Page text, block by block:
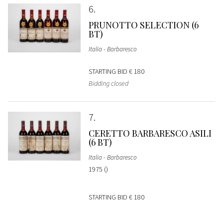
6
PRUNOTTO SELECTION (6
BT)
Italia - Barbaresco
STARTING BID € 180
Bidding closed
7
CERETTO BARBARESCO ASILI
(6 BT)
Italia - Barbaresco
1975 ()
STARTING BID € 180